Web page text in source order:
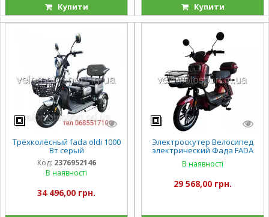
Купити Купити
Трёхколёсный fada oldi 1000
Вт серый
Код: 2376952146
В наявності
34 496,00 грн.
Электроскутер Велосипед
электрический Фада FADA
TiKO 800W 25А
В наявності
29 568,00 грн.